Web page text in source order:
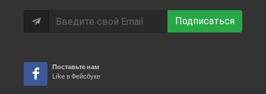
Подписаться
Поставьте нам
Like в Фейсбуке